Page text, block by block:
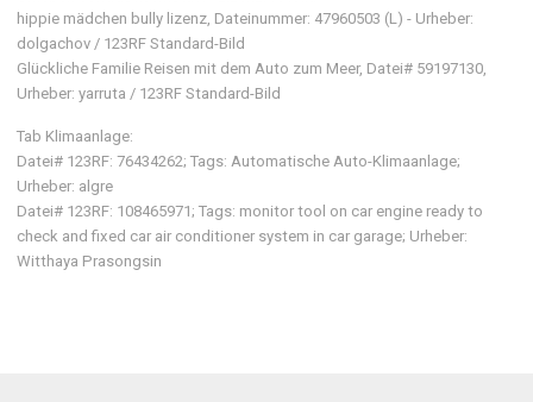
hippie mädchen bully lizenz, Dateinummer: 47960503 (L) - Urheber:
dolgachov / 123RF Standard-Bild
Glückliche Familie Reisen mit dem Auto zum Meer, Datei# 59197130,
Urheber: yarruta / 123RF Standard-Bild
Tab Klimaanlage:
Datei# 123RF: 76434262; Tags: Automatische Auto-Klimaanlage;
Urheber: algre
Datei# 123RF: 108465971; Tags: monitor tool on car engine ready to
check and fixed car air conditioner system in car garage; Urheber:
Witthaya Prasongsin